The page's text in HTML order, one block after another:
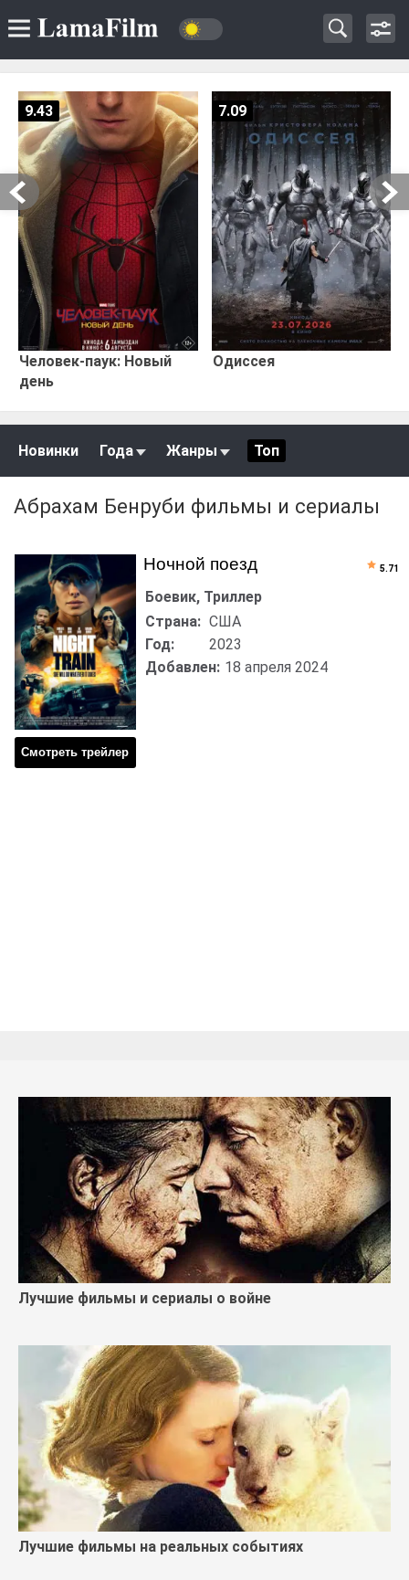
Человек-паук: Новый
день
9.43
Одиссея
7.09
Новинки Года Жанры Топ
Абрахам Бенруби фильмы и сериалы
Ночной поезд
Смотреть трейлер
Боевик, Триллер
Страна: США
Год:
2023
Добавлен: 18 апреля 2024
5.71
Лучшие фильмы и сериалы о войне
Лучшие фильмы на реальных событиях